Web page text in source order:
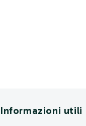
Informazioni utili